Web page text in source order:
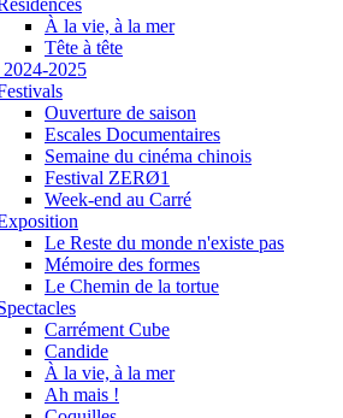
À la vie, à la mer
Tête à tête
2024-2025
Ouverture de saison
Escales Documentaires
Semaine du cinéma chinois
Festival ZERØ1
Week-end au Carré
Le Reste du monde n'existe pas
Mémoire des formes
Le Chemin de la tortue
Carrément Cube
Candide
À la vie, à la mer
Ah mais !